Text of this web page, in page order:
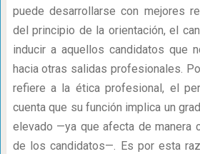
puede desarrollarse con mejores
del principio de la orientación, el
inducir a aquellos candidatos que
hacia otras salidas profesionales.
refiere a la ética profesional, el
cuenta que su función implica un
elevado —ya que afecta de manera
de los candidatos—. Es por esta